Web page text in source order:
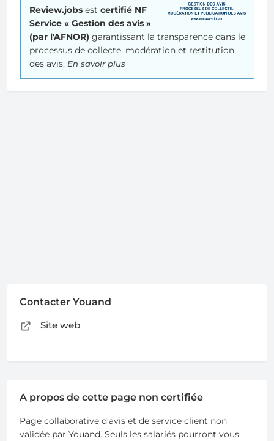
Review.jobs est certifié NF
Service « Gestion des avis »
(par l'AFNOR) garantissant la transparence dans le
processus de collecte, modération et restitution
des avis. En savoir plus
Contacter Youand
Site web
A propos de cette page non certifiée
Page collaborative d’avis et de service client non
validée par Youand. Seuls les salariés pourront vous